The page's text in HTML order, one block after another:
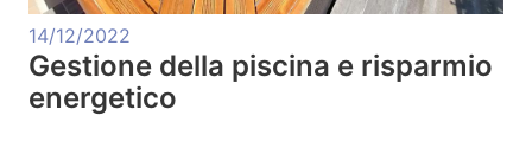
14/12/2022
Gestione della piscina e risparmio
energetico